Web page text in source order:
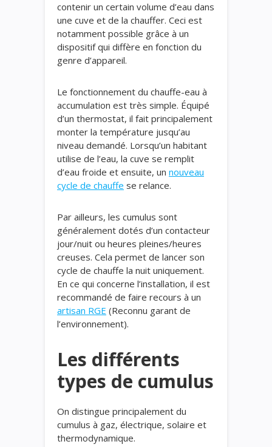
contenir un certain volume d’eau dans
une cuve et de la chauffer. Ceci est
notamment possible grâce à un
dispositif qui diffère en fonction du
genre d’appareil.
Le fonctionnement du chauffe-eau à
accumulation est très simple. Équipé
d’un thermostat, il fait principalement
monter la température jusqu’au
niveau demandé. Lorsqu’un habitant
utilise de l’eau, la cuve se remplit
d’eau froide et ensuite, un nouveau
cycle de chauffe se relance.
Par ailleurs, les cumulus sont
généralement dotés d’un contacteur
jour/nuit ou heures pleines/heures
creuses. Cela permet de lancer son
cycle de chauffe la nuit uniquement.
En ce qui concerne l’installation, il est
recommandé de faire recours à un
artisan RGE (Reconnu garant de
l’environnement).
Les différents
types de cumulus
On distingue principalement du
cumulus à gaz, électrique, solaire et
thermodynamique.